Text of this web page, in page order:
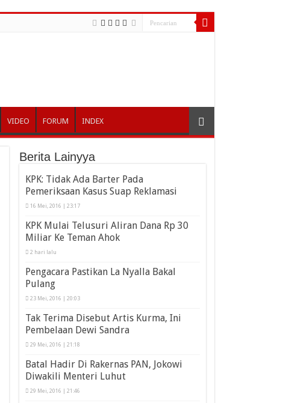
VIDEO
FORUM INDEX
Berita Lainyya
KPK: Tidak Ada Barter Pada
Pemeriksaan Kasus Suap Reklamasi
16 Mei, 2016 | 23:17
KPK Mulai Telusuri Aliran Dana Rp 30
Miliar Ke Teman Ahok
2 hari lalu
Pengacara Pastikan La Nyalla Bakal
Pulang
23 Mei, 2016 | 20:03
Tak Terima Disebut Artis Kurma, Ini
Pembelaan Dewi Sandra
29 Mei, 2016 | 21:18
Batal Hadir Di Rakernas PAN, Jokowi
Diwakili Menteri Luhut
29 Mei, 2016 | 21:46